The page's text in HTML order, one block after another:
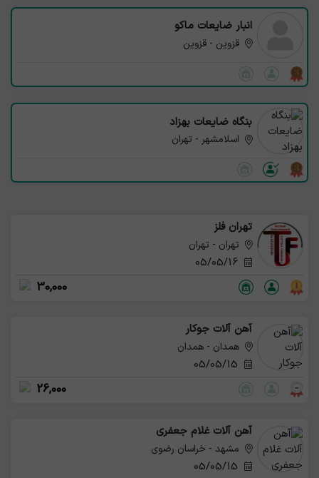
انبار ضایعات ماکو
قزوین - قزوین
بنگاه ضایعات بهزاد
اسلامشهر - تهران
تهران فلز
تهران - تهران
05/05/16
30,000
آهن آلات جوکار
همدان - همدان
26,000
آهن آلات غلام جعفری
مشهد - خراسان رضوی